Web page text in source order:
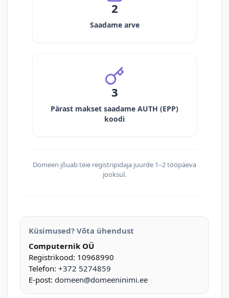
2
Saadame arve
3
Pärast makset saadame AUTH (EPP)
koodi
Domeen jõuab teie registripidaja juurde 1–2 tööpäeva
jooksul.
Küsimused? Võta ühendust
Computernik OÜ
Registrikood: 10968990
Telefon: +372 5274859
E-post: domeen@domeeninimi.ee